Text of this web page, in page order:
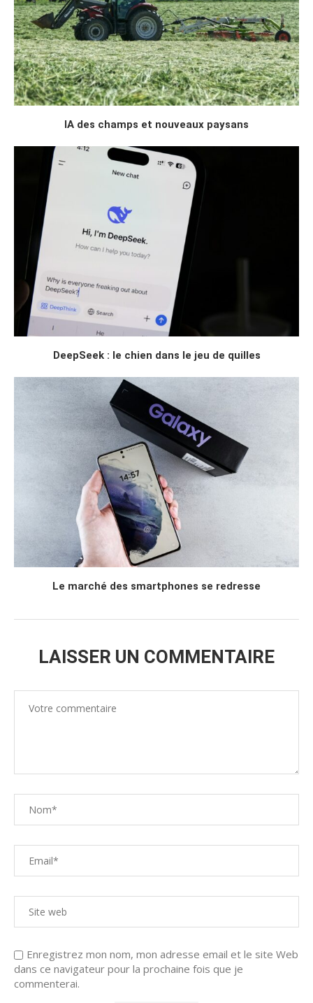
IA des champs et nouveaux paysans
DeepSeek : le chien dans le jeu de quilles
Le marché des smartphones se redresse
LAISSER UN COMMENTAIRE
Enregistrez mon nom, mon adresse email et le site Web
dans ce navigateur pour la prochaine fois que je
commenterai.